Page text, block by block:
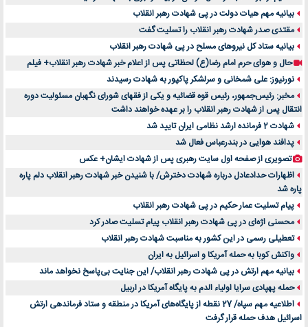
بیانیه مهم هیات دولت در پی شهادت رهبر انقلاب
مقتدی صدر شهادت رهبر انقلاب را تسلیت گفت
بیانیه ستاد کل نیروهای مسلح در پی شهادت رهبر انقلاب
حال و هوای حرم امام رضا(ع) لحظاتی پس از اعلام خبر شهادت رهبر انقلاب+ فیلم
نورنیوز: علی شمخانی و سرلشکر پاکپور به شهادت رسیدند
مخبر: رئیس‌جمهور، رئیس قوه ‌قضائیه و یکی از فقهای شورای نگهبان مسئولیت دوره
انتقال پس ‌از شهادت رهبر انقلاب را بر عهده خواهند داشت
شهادت 2 فرمانده ارشد نظامی ایران تایید شد
پدافند هوایی در بندرعباس فعال شد
تصویری از صفحه اول سایت رهبری پس از شهادت ایشان+ عکس
اظهارات حدادعادل درباره شهادت دخترش/ با شنیدن خبر شهادت رهبر انقلاب دلم پاره
پاره شد
پیام تسلیت عمار حکیم در پی شهادت رهبر انقلاب
محسنی اژه‌ای در پی شهادت رهبر انقلاب پیام تسلیت صادر کرد
تعطیلی رسمی در این کشور به مناسبت شهادت رهبر انقلاب
واکنش کوبا به حمله آمریکا و اسرائیل به ایران
بیانیه مهم ارتش در پی شهادت رهبر انقلاب/ این جنایت بی‌پاسخ نخواهد ماند
حمله پهپادی سرایا اولیاء الدم به پایگاه آمریکا در اربیل
اطلاعیه مهم سپاه/ 27 نقطه از پایگاه‌های آمریکا در منطقه و ستاد فرماندهی ارتش
اسرائیل هدف حمله قرار گرفت